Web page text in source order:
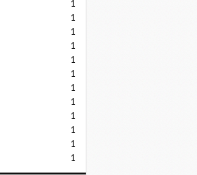
1
1
1
1
1
1
1
1
1
1
1
1